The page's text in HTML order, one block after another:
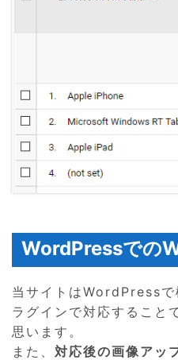
WordPressでの
当サイトはWordPress
ラグインで対応すること
思います。
また、 対応後の画像アッ